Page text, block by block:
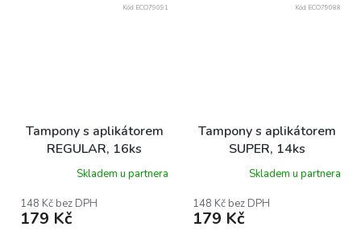
Tampony s aplikátorem
REGULAR, 16ks
Skladem u partnera
148 Kč bez DPH
179 Kč
Kód: ECO79091
Tampony s aplikátorem
SUPER, 14ks
Skladem u partnera
148 Kč bez DPH
179 Kč
Kód: ECO79088